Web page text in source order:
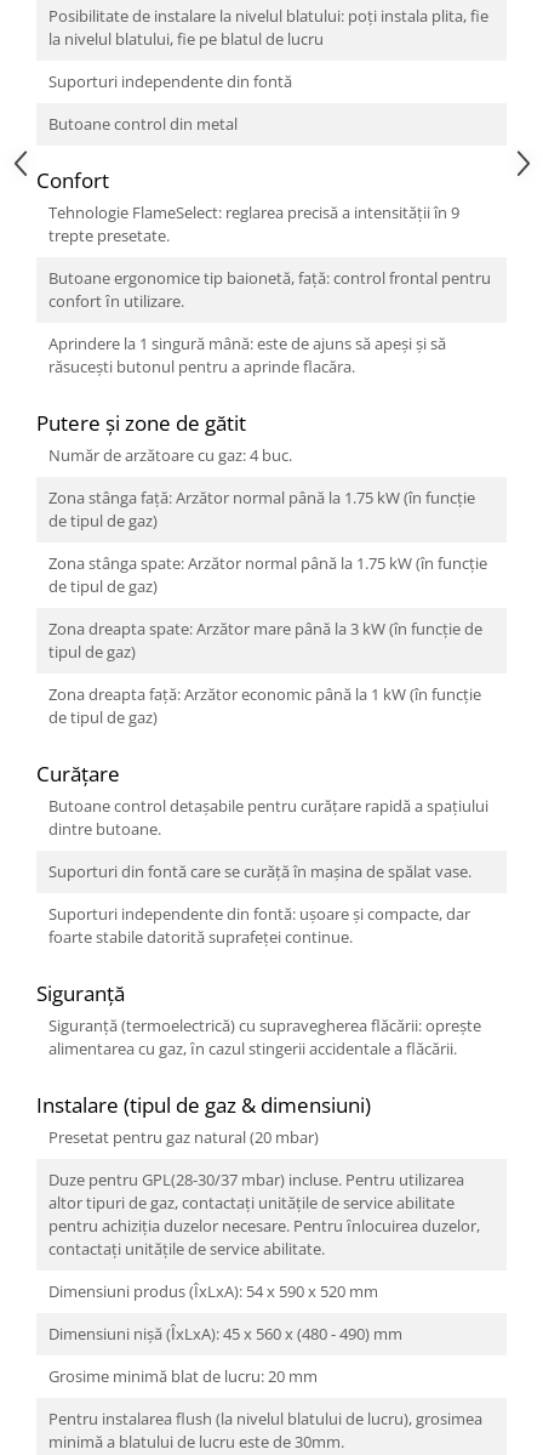
Posibilitate de instalare la nivelul blatului: poți instala plita, fie
la nivelul blatului, fie pe blatul de lucru
Suporturi independente din fontă
Butoane control din metal
Confort
Tehnologie FlameSelect: reglarea precisă a intensității în 9
trepte presetate.
Butoane ergonomice tip baionetă, faţă: control frontal pentru
confort ȋn utilizare.
Aprindere la 1 singură mână: este de ajuns să apeși și să
răsucești butonul pentru a aprinde flacăra.
Putere și zone de gătit
Număr de arzătoare cu gaz: 4 buc.
Zona stânga faţă: Arzător normal până la 1.75 kW (în funcție
de tipul de gaz)
Zona stânga spate: Arzător normal până la 1.75 kW (în funcție
de tipul de gaz)
Zona dreapta spate: Arzător mare până la 3 kW (în funcție de
tipul de gaz)
Zona dreapta faţă: Arzător economic până la 1 kW (în funcție
de tipul de gaz)
Curățare
Butoane control detaşabile pentru curăţare rapidă a spaţiului
dintre butoane.
Suporturi din fontă care se curăță în mașina de spălat vase.
Suporturi independente din fontă: ușoare și compacte, dar
foarte stabile datorită suprafeței continue.
Siguranță
Siguranţă (termoelectrică) cu supravegherea flăcării: oprește
alimentarea cu gaz, ȋn cazul stingerii accidentale a flăcării.
Instalare (tipul de gaz & dimensiuni)
Presetat pentru gaz natural (20 mbar)
Duze pentru GPL(28-30/37 mbar) incluse. Pentru utilizarea
altor tipuri de gaz, contactați unitățile de service abilitate
pentru achiziția duzelor necesare. Pentru ȋnlocuirea duzelor,
contactați unitățile de service abilitate.
Dimensiuni produs (ÎxLxA): 54 x 590 x 520 mm
Dimensiuni nișă (ȊxLxA): 45 x 560 x (480 - 490) mm
Grosime minimă blat de lucru: 20 mm
Pentru instalarea flush (la nivelul blatului de lucru), grosimea
minimă a blatului de lucru este de 30mm.